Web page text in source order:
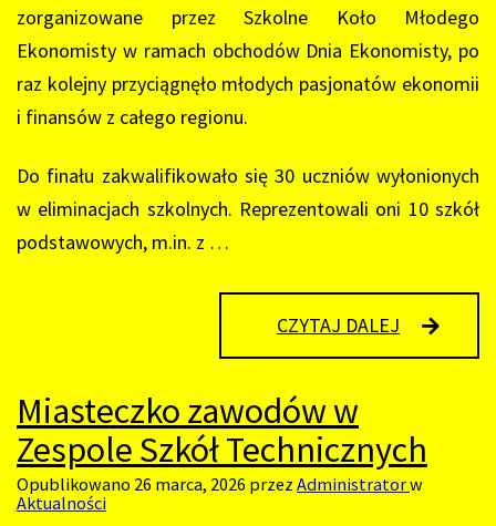
zorganizowane przez Szkolne Koło Młodego
Ekonomisty w ramach obchodów Dnia Ekonomisty, po
raz kolejny przyciągnęło młodych pasjonatów ekonomii
i finansów z całego regionu.
Do finału zakwalifikowało się 30 uczniów wyłonionych
w eliminacjach szkolnych. Reprezentowali oni 10 szkół
podstawowych, m.in. z …
CZYTAJ DALEJ
PRZYSZŁY
W
ZESPOLE
Miasteczko zawodów w
Zespole Szkół Technicznych
Opublikowano 26 marca, 2026 przez Administratorw
Aktualności